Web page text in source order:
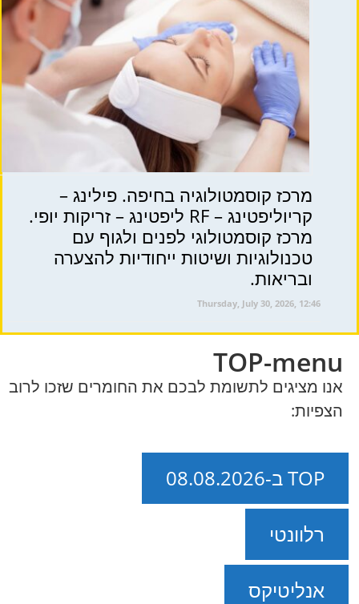
מרכז קוסמטולוגיה בחיפה. פילינג –
קריוליפטינג – RF ליפטינג – זריקות יופי.
מרכז קוסמטולוגי לפנים ולגוף עם
טכנולוגיות ושיטות ייחודיות להצערה
ובריאות.
Thursday, July 30, 2026, 12:46
TOP-menu
אנו מציגים לתשומת לבכם את החומרים שזכו לרוב
הצפיות:
TOP ב-08.08.2026
רלוונטי
אנליטיקס